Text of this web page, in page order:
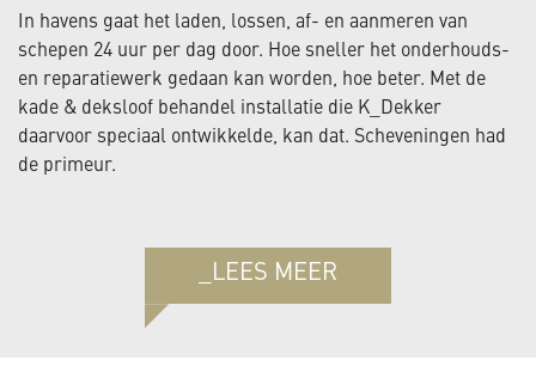
In havens gaat het laden, lossen, af- en aanmeren van
schepen 24 uur per dag door. Hoe sneller het onderhouds-
en reparatiewerk gedaan kan worden, hoe beter. Met de
kade & deksloof behandel installatie die K_Dekker
daarvoor speciaal ontwikkelde, kan dat. Scheveningen had
de primeur.
_LEES MEER